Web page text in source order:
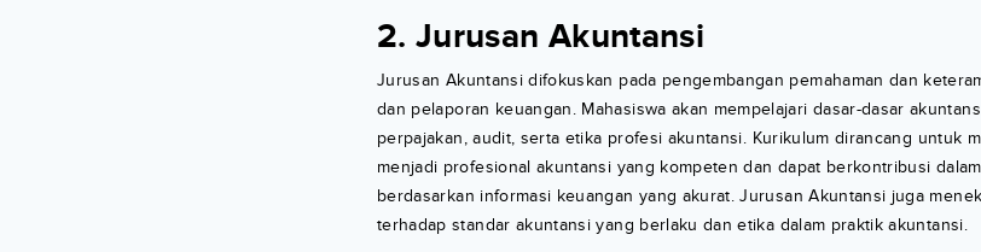
2. Jurusan Akuntansi
Jurusan Akuntansi difokuskan pada pengembangan pemahaman dan
dan pelaporan keuangan. Mahasiswa akan mempelajari dasar-dasar
perpajakan, audit, serta etika profesi akuntansi. Kurikulum dirancang untuk
menjadi profesional akuntansi yang kompeten dan dapat berkontribusi
berdasarkan informasi keuangan yang akurat. Jurusan Akuntansi juga
terhadap standar akuntansi yang berlaku dan etika dalam praktik akuntansi.